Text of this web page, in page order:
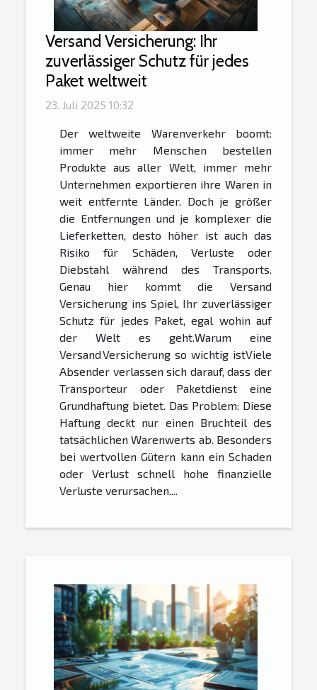
Versand Versicherung: Ihr
zuverlässiger Schutz für jedes
Paket weltweit
23. Juli 2025 10:32
Der weltweite Warenverkehr boomt:
immer mehr Menschen bestellen
Produkte aus aller Welt, immer mehr
Unternehmen exportieren ihre Waren in
weit entfernte Länder. Doch je größer
die Entfernungen und je komplexer die
Lieferketten, desto höher ist auch das
Risiko für Schäden, Verluste oder
Diebstahl während des Transports.
Genau hier kommt die Versand
Versicherung ins Spiel, Ihr zuverlässiger
Schutz für jedes Paket, egal wohin auf
der Welt es geht.Warum eine
Versand Versicherung so wichtig istViele
Absender verlassen sich darauf, dass der
Transporteur oder Paketdienst eine
Grundhaftung bietet. Das Problem: Diese
Haftung deckt nur einen Bruchteil des
tatsächlichen Warenwerts ab. Besonders
bei wertvollen Gütern kann ein Schaden
oder Verlust schnell hohe finanzielle
Verluste verursachen....